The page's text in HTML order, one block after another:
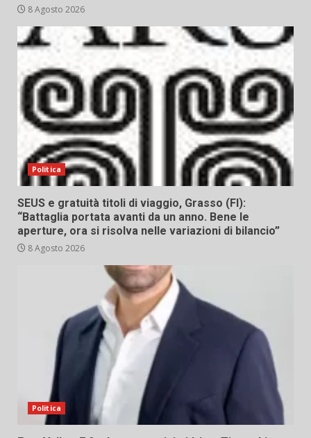
8 Agosto 2026
Politica
SEUS e gratuità titoli di viaggio, Grasso (FI):
“Battaglia portata avanti da un anno. Bene le
aperture, ora si risolva nelle variazioni di bilancio”
8 Agosto 2026
Politica